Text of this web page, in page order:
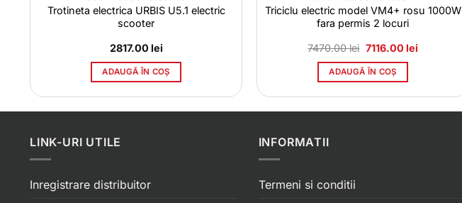
Trotineta electrica URBIS U5.1 electric
scooter
2817.00 lei
ADAUGĂ ÎN COȘ
Triciclu electric model VM4+ rosu 1000W
fara permis 2 locuri
7470.00lei Prețul
a
fost:
7116.00 leiPrețul
ADAUGĂ ÎN COȘ
LINK-URI UTILE
Inregistrare distribuitor
INFORMATII
Termeni si conditii